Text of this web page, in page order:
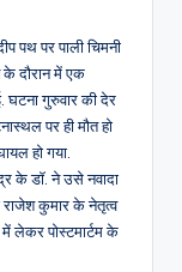
पथ पर पाली चिमनी
के दौरान में एक
घटना गुरुवार की देर
पर ही मौत हो
हो गया.
के डॉ. ने उसे नवादा
राजेश कुमार के नेतृत्व
लेकर पोस्टमार्टम के